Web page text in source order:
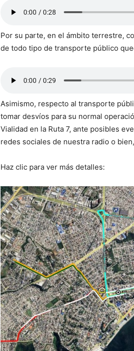
Por su parte, en el ámbito terrestre,
de todo tipo de transporte público
Asimismo, respecto al transporte
tomar desvíos para su normal
Vialidad en la Ruta 7, ante posibles
redes sociales de nuestra radio o
Haz clic para ver más detalles: